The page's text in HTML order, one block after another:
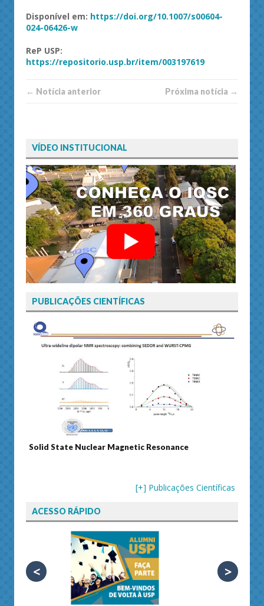
Disponível em: https://doi.org/10.1007/s00604-
024-06426-w
ReP USP:
https://repositorio.usp.br/item/003197619
← Notí­cia anterior Próxima notí­­cia →
VÍDEO INSTITUCIONAL
PUBLICAÇÕES CIENTÍFICAS
Solid State Nuclear Magnetic Resonance
[+] Publicações Científicas
ACESSO RÁPIDO
< >